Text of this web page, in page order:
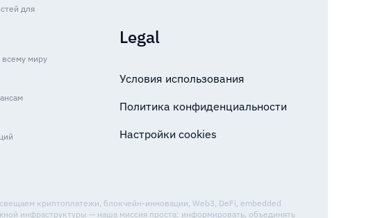
для
миру
Legal
Условия использования
Политика конфиденциальности
Настройки cookies
криптоплатежи, блокчейн-инновации, Web3, DeFi, embedded
инфраструктуры — наша миссия проста: информировать, объединять